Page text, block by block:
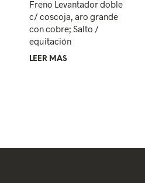
Freno Levantador doble
c/ coscoja, aro grande
con cobre; Salto /
equitación
LEER MÁS